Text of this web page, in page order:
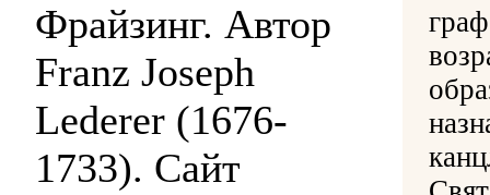
Фрайзинг. Автор
Franz Joseph
Lederer (1676-
1733). Сайт